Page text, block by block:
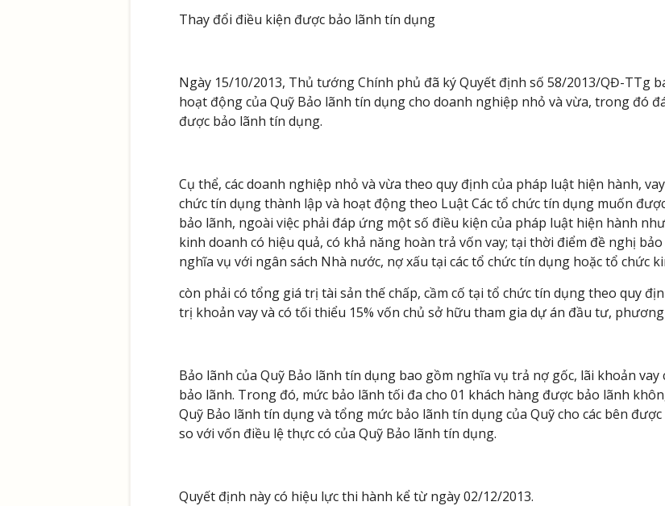
Thay đổi điều kiện được bảo lãnh tín dụng
Ngày 15/10/2013, Thủ tướng Chính phủ đã ký Quyết định số 58/2013/QĐ-TTg
hoạt động của Quỹ Bảo lãnh tín dụng cho doanh nghiệp nhỏ và vừa, trong đó
được bảo lãnh tín dụng.
Cụ thể, các doanh nghiệp nhỏ và vừa theo quy định của pháp luật hiện hành,
chức tín dụng thành lập và hoạt động theo Luật Các tổ chức tín dụng muốn
bảo lãnh, ngoài việc phải đáp ứng một số điều kiện của pháp luật hiện hành
kinh doanh có hiệu quả, có khả năng hoàn trả vốn vay; tại thời điểm đề nghị
nghĩa vụ với ngân sách Nhà nước, nợ xấu tại các tổ chức tín dụng hoặc tổ chức
còn phải có tổng giá trị tài sản thế chấp, cầm cố tại tổ chức tín dụng theo quy
trị khoản vay và có tối thiểu 15% vốn chủ sở hữu tham gia dự án đầu tư,
Bảo lãnh của Quỹ Bảo lãnh tín dụng bao gồm nghĩa vụ trả nợ gốc, lãi khoản
bảo lãnh. Trong đó, mức bảo lãnh tối đa cho 01 khách hàng được bảo lãnh
Quỹ Bảo lãnh tín dụng và tổng mức bảo lãnh tín dụng của Quỹ cho các bên
so với vốn điều lệ thực có của Quỹ Bảo lãnh tín dụng.
Quyết định này có hiệu lực thi hành kể từ ngày 02/12/2013.